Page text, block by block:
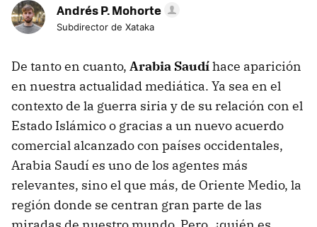
Andrés P. Mohorte
Subdirector de Xataka
De tanto en cuanto, Arabia Saudíhace aparición
en nuestra actualidad mediática. Ya sea en el
contexto de la guerra siria y de su relación con el
Estado Islámico o gracias a un nuevo acuerdo
comercial alcanzado con países occidentales,
Arabia Saudí es uno de los agentes más
relevantes, sino el que más, de Oriente Medio, la
región donde se centran gran parte de las